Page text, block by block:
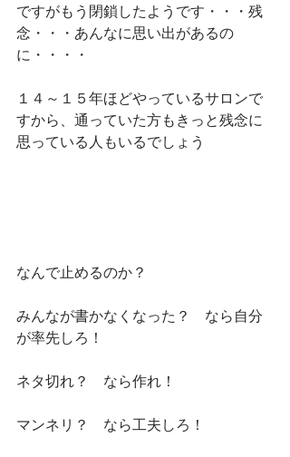
ですがもう閉鎖したようです・・・残
念・・・あんなに思い出があるの
に・・・・
１４～１５年ほどやっているサロンで
すから、通っていた方もきっと残念に
思っている人もいるでしょう
なんで止めるのか？
みんなが書かなくなった？　なら自分
が率先しろ！
ネタ切れ？　なら作れ！
マンネリ？　なら工夫しろ！